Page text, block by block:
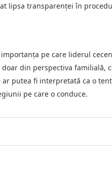
lipsa transparenței în
pe care liderul
din perspectiva
putea fi interpretată ca o
pe care o conduce.